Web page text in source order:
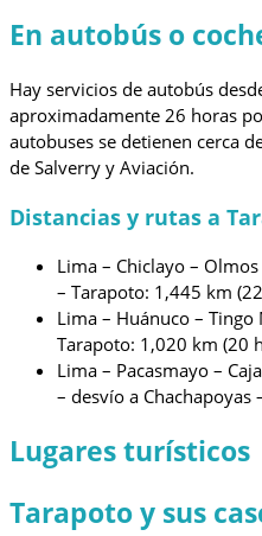
En autobús o
Hay servicios de autobús
aproximadamente 26 horas
autobuses se detienen cerca
de Salverry y Aviación.
Distancias y rutas a
Lima – Chiclayo –
– Tarapoto: 1,445 km
Lima – Huánuco – Tingo
Tarapoto: 1,020 km (20
Lima – Pacasmayo –
– desvío a Chachapoyas
Lugares turísticos
Tarapoto y sus